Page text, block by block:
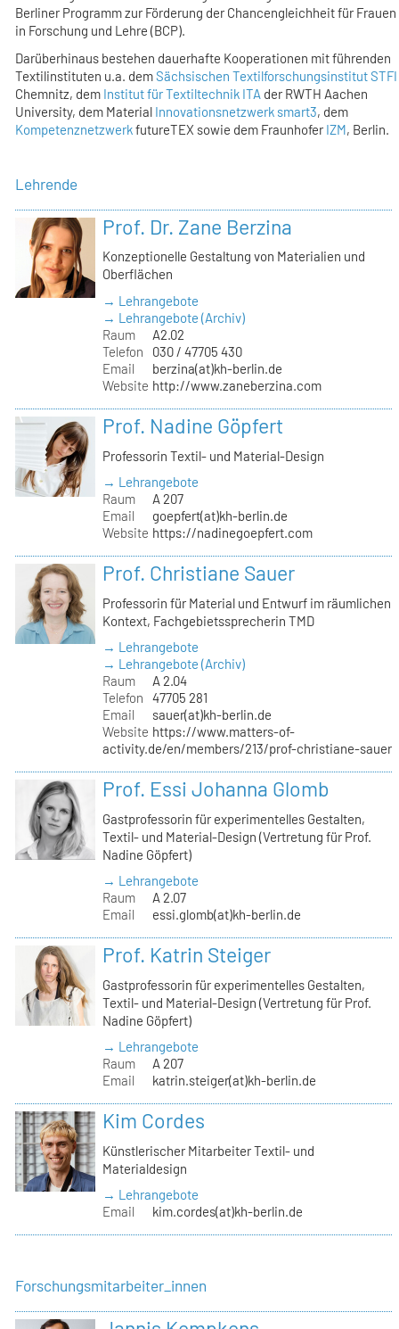
Berliner Programm zur Förderung der Chancengleichheit für Frauen
in Forschung und Lehre (BCP).
Darüberhinaus bestehen dauerhafte Kooperationen mit führenden
Textilinstituten u.a. demSächsischen Textilforschungsinstitut STFI
Chemnitz, dem Institut für Textiltechnik ITA der RWTH Aachen
University, dem Material Innovationsnetzwerk smart3, dem
KompetenznetzwerkfutureTEX sowie dem Fraunhofer IZM, Berlin.
Lehrende
Prof. Dr. Zane Berzina
Konzeptionelle Gestaltung von Materialien und
Oberflächen
→ Lehrangebote
→ Lehrangebote (Archiv)
Raum
A2.02
Telefon
030 / 47705 430
Email
berzina(at)kh-berlin.de
Website http://www.zaneberzina.com
Prof. Nadine Göpfert
Professorin Textil- und Material-Design
→ Lehrangebote
Raum
A 207
Email
goepfert(at)kh-berlin.de
Website https://nadinegoepfert.com
Prof. Christiane Sauer
Professorin für Material und Entwurf im räumlichen
Kontext, Fachgebietssprecherin TMD
→ Lehrangebote
→ Lehrangebote (Archiv)
Raum
A 2.04
Telefon
47705 281
Email
sauer(at)kh-berlin.de
Website https://www.matters-of-
activity.de/en/members/213/prof-christiane-sauer
Prof. Essi Johanna Glomb
Gastprofessorin für experimentelles Gestalten,
Textil- und Material-Design (Vertretung für Prof.
Nadine Göpfert)
→ Lehrangebote
Raum
A 2.07
Email
essi.glomb(at)kh-berlin.de
Prof. Katrin Steiger
Gastprofessorin für experimentelles Gestalten,
Textil- und Material-Design (Vertretung für Prof.
Nadine Göpfert)
→ Lehrangebote
Raum
A 207
Email
katrin.steiger(at)kh-berlin.de
Kim Cordes
Künstlerischer Mitarbeiter Textil- und
Materialdesign
→ Lehrangebote
Email
kim.cordes(at)kh-berlin.de
Forschungsmitarbeiter_innen